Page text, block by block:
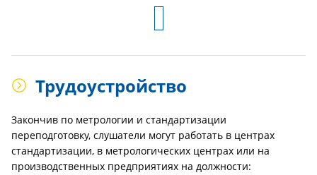
Трудоустройство
Закончив по метрологии и стандартизации
переподготовку, слушатели могут работать в центрах
стандартизации, в метрологических центрах или на
производственных предприятиях на должности: